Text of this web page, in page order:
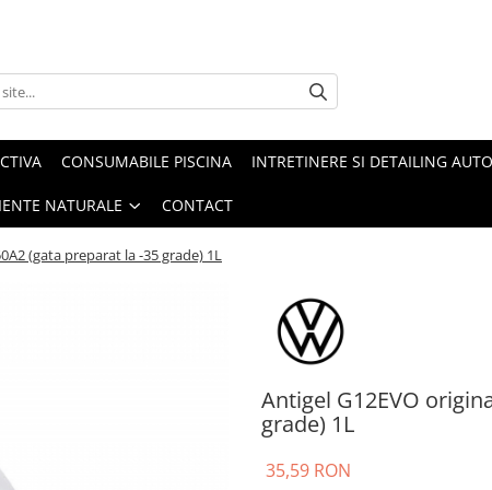
CONSUMABILE PISCINA INTRETINERE SI DETAILING AUTO
NATURALE CONTACT
(gata preparat la -35 grade) 1L
Antigel G12EVO
grade) 1L
35,59 RON